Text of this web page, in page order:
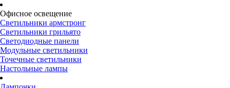
Офисное освещение
Светильники армстронг
Светильники грильято
Светодиодные панели
Модульные светильники
Точечные светильники
Настольные лампы